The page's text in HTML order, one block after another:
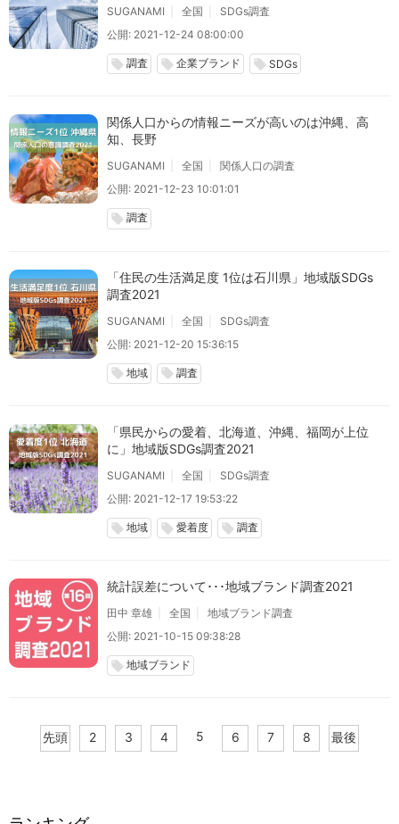
SUGANAMI 全国
SDGs調査
公開: 2021-12-24 08:00:00
local_offer 調査 local_offer 企業ブランド local_offer SDGs
関係人口からの情報ニーズが高いのは沖縄、高
知、長野
SUGANAMI 全国
関係人口の調査
公開: 2021-12-23 10:01:01
local_offer 調査
「住民の生活満足度 1位は石川県」地域版SDGs
調査2021
SUGANAMI 全国
SDGs調査
公開: 2021-12-20 15:36:15
local_offer 地域 local_offer 調査
「県民からの愛着、北海道、沖縄、福岡が上位
に」地域版SDGs調査2021
SUGANAMI 全国
SDGs調査
公開: 2021-12-17 19:53:22
local_offer 地域 local_offer 愛着度 local_offer 調査
統計誤差について･･･地域ブランド調査2021
田中 章雄 全国
地域ブランド調査
公開: 2021-10-15 09:38:28
local_offer 地域ブランド
先頭 2 3 4 5 6 7 8 最後